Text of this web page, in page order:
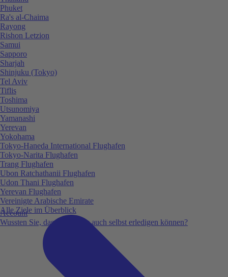
Account
Wussten Sie, dass Sie vieles auch selbst erledigen können?
Phuket
Ra's al-Chaima
Rayong
Rishon Letzion
Samui
Sapporo
Sharjah
Shinjuku (Tokyo)
Tel Aviv
Tiflis
Toshima
Utsunomiya
Yamanashi
Yerevan
Yokohama
Tokyo-Haneda International Flughafen
Tokyo-Narita Flughafen
Trang Flughafen
Ubon Ratchathanii Flughafen
Udon Thani Flughafen
Yerevan Flughafen
Vereinigte Arabische Emirate
Alle Ziele im Überblick